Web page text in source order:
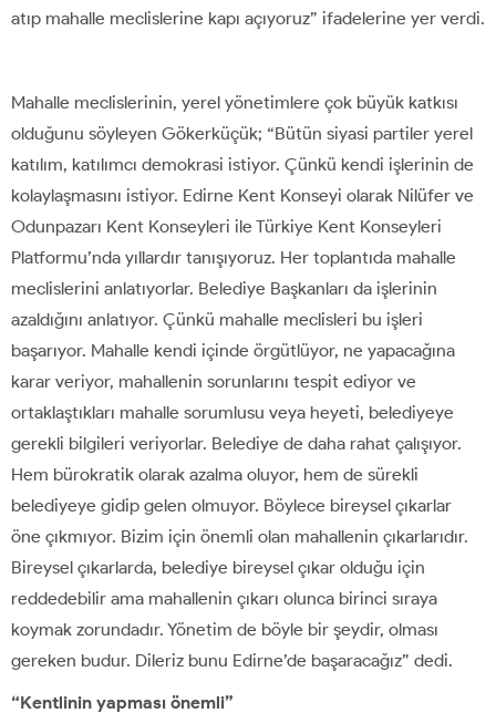
atıp mahalle meclislerine kapı açıyoruz” ifadelerine yer verdi.
Mahalle meclislerinin, yerel yönetimlere çok büyük katkısı
olduğunu söyleyen Gökerküçük; “Bütün siyasi partiler yerel
katılım, katılımcı demokrasi istiyor. Çünkü kendi işlerinin de
kolaylaşmasını istiyor. Edirne Kent Konseyi olarak Nilüfer ve
Odunpazarı Kent Konseyleri ile Türkiye Kent Konseyleri
Platformu’nda yıllardır tanışıyoruz. Her toplantıda mahalle
meclislerini anlatıyorlar. Belediye Başkanları da işlerinin
azaldığını anlatıyor. Çünkü mahalle meclisleri bu işleri
başarıyor. Mahalle kendi içinde örgütlüyor, ne yapacağına
karar veriyor, mahallenin sorunlarını tespit ediyor ve
ortaklaştıkları mahalle sorumlusu veya heyeti, belediyeye
gerekli bilgileri veriyorlar. Belediye de daha rahat çalışıyor.
Hem bürokratik olarak azalma oluyor, hem de sürekli
belediyeye gidip gelen olmuyor. Böylece bireysel çıkarlar
öne çıkmıyor. Bizim için önemli olan mahallenin çıkarlarıdır.
Bireysel çıkarlarda, belediye bireysel çıkar olduğu için
reddedebilir ama mahallenin çıkarı olunca birinci sıraya
koymak zorundadır. Yönetim de böyle bir şeydir, olması
gereken budur. Dileriz bunu Edirne’de başaracağız” dedi.
“Kentlinin yapması önemli”